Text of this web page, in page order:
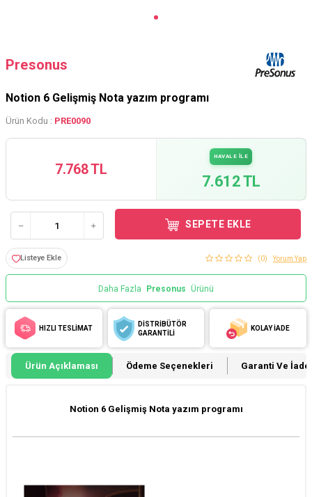
Presonus
Notion 6 Gelişmiş Nota yazım programı
Ürün Kodu : PRE0090
7.768 TL
HAVALE İLE
7.612 TL
SEPETE EKLE
Listeye Ekle (0) Yorum Yap
Daha Fazla Presonus Ürünü
HIZLI TESLİMAT
DİSTRİBÜTÖR
GARANTİLİ
KOLAY İADE
Ürün Açıklaması Ödeme Seçenekleri Garanti Ve İade
Notion 6 Gelişmiş Nota yazım programı